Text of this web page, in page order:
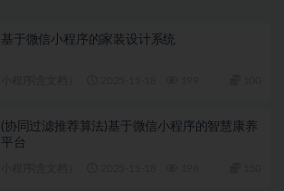
基于微信小程序的家装设计系统
(协同过滤推荐算法)基于微信小程序的智慧康养
平台